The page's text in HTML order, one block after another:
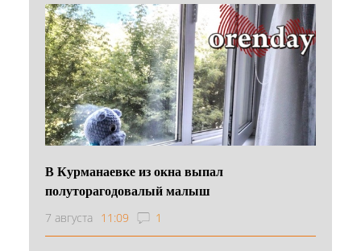
В Курманаевке из окна выпал
полуторагодовалый малыш
7 августа 11:09 1